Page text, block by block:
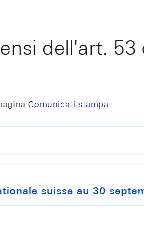
dell'art.
Comunicati stampa.
suisse au 30